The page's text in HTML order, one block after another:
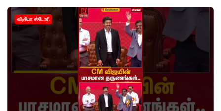
வீடியோ ஸ்டோரி